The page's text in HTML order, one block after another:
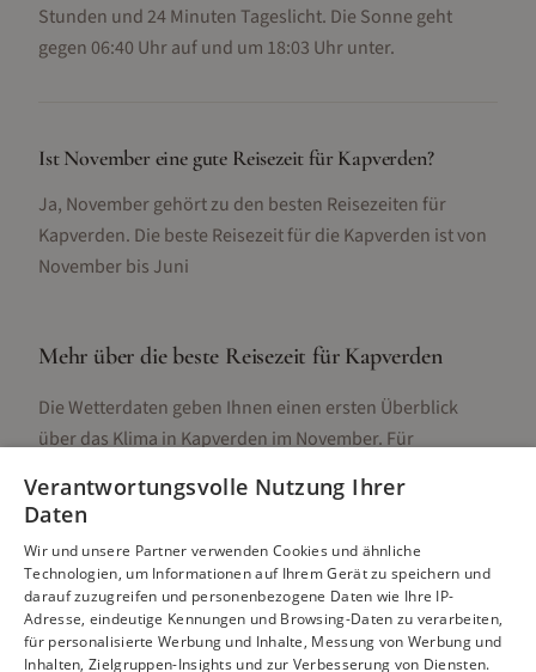
Stunden und 24 Minuten Tageslicht. Die Sonne geht
gegen 06:40 Uhr auf und um 18:03 Uhr unter.
Ist November eine gute Reisezeit für Kapverden?
Ja, November gehört zu den besten Reisezeiten für
Kapverden. Die beste Reisezeit für die Kapverden ist von
November bis Juni
Mehr über die beste Reisezeit für Kapverden
Die Wetterdaten geben Ihnen einen ersten Überblick
über das Klima in Kapverden im November. Für
regionalen Unterschieden, Aktivitäten und Reisetipps
Alle Infos zur besten ReisezeitKapverden
Verantwortungsvolle Nutzung Ihrer
Daten
Wir und unsere Partner verwenden Cookies und ähnliche
Technologien, um Informationen auf Ihrem Gerät zu speichern und
darauf zuzugreifen und personenbezogene Daten wie Ihre IP-
Adresse, eindeutige Kennungen und Browsing-Daten zu verarbeiten,
für personalisierte Werbung und Inhalte, Messung von Werbung und
Inhalten, Zielgruppen-Insights und zur Verbesserung von Diensten.